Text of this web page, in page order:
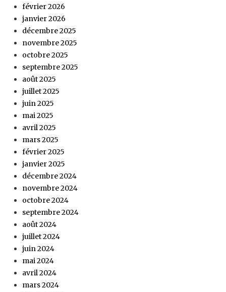
février 2026
janvier 2026
décembre 2025
novembre 2025
octobre 2025
septembre 2025
août 2025
juillet 2025
juin 2025
mai 2025
avril 2025
mars 2025
février 2025
janvier 2025
décembre 2024
novembre 2024
octobre 2024
septembre 2024
août 2024
juillet 2024
juin 2024
mai 2024
avril 2024
mars 2024